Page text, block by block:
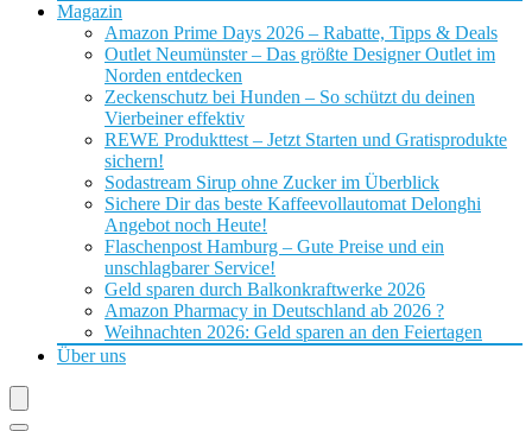
Magazin
Amazon Prime Days 2026 – Rabatte, Tipps & Deals
Outlet Neumünster – Das größte Designer Outlet im
Norden entdecken
Zeckenschutz bei Hunden – So schützt du deinen
Vierbeiner effektiv
REWE Produkttest – Jetzt Starten und Gratisprodukte
sichern!
Sodastream Sirup ohne Zucker im Überblick
Sichere Dir das beste Kaffeevollautomat Delonghi
Angebot noch Heute!
Flaschenpost Hamburg – Gute Preise und ein
unschlagbarer Service!
Geld sparen durch Balkonkraftwerke 2026
Amazon Pharmacy in Deutschland ab 2026 ?
Weihnachten 2026: Geld sparen an den Feiertagen
Über uns